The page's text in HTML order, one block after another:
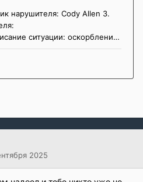
2025